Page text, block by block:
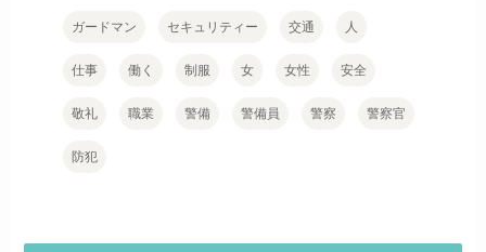
ガードマン セキュリティー 交通 人
仕事 働く 制服 女 女性 安全
敬礼 職業 警備 警備員 警察 警察官
防犯